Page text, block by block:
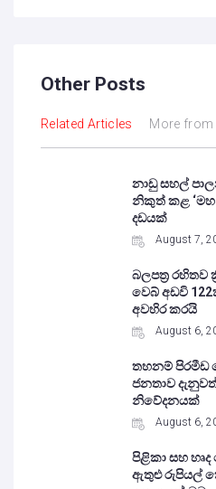
Other Posts
Related Articles More
නාඩු සහල්
නිකුත් කළ
දඩයක්
August 7,
බලපත්‍ර රහිතව
වෙබ් අඩවි
අවහිර කරයි
August 6,
තහනම් පිරමීඩ
ජනතාව
නිවේදනයක්
August 6,
පිළිකා සහ
ඇතුළු රුපියල්